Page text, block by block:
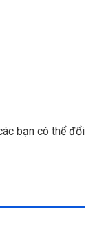
bạn có thể đổi